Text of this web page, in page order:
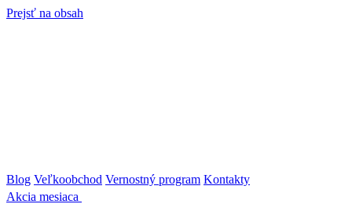
Prejsť na obsah
Blog Veľkoobchod Vernostný program Kontakty
Akcia mesiaca